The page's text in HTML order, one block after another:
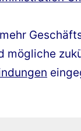
mögliche